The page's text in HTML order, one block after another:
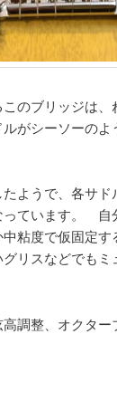
のブリッジは、
がシーソーのよ
ようで、各サド
っています。 自
粘度で仮固定す
リスなどでもミ
調整、オクター